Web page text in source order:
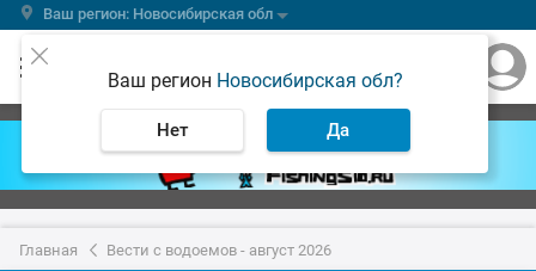
Ваш регион: Новосибирская обл
Ваш регион Новосибирская обл?
Нет Да
Главная Вести с водоемов - август 2026